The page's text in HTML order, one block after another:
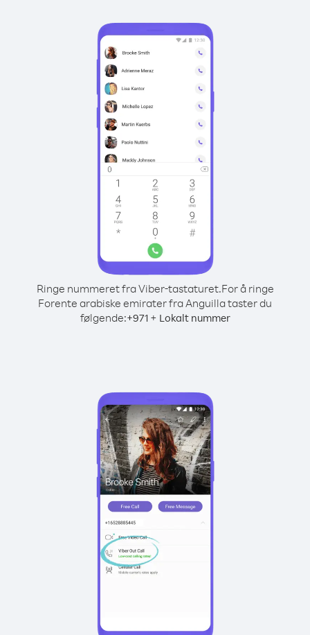
Ringe nummeret fra Viber-tastaturet.For å ringe
Forente arabiske emirater fra Anguilla taster du
følgende:+971+ Lokalt nummer